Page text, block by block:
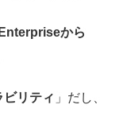
から
ビリティ 」だし、